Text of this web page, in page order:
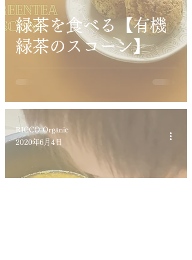
緑茶を食べる【有機
緑茶のスコーン】
RICCO Organic
2020年6月4日